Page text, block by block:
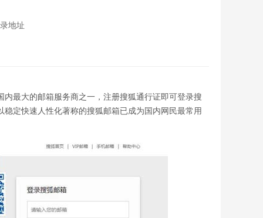
地址
最大的邮箱服务商之一，注册搜狐通行证即可登录搜
定快速人性化著称的搜狐邮箱已成为国内网民最常用